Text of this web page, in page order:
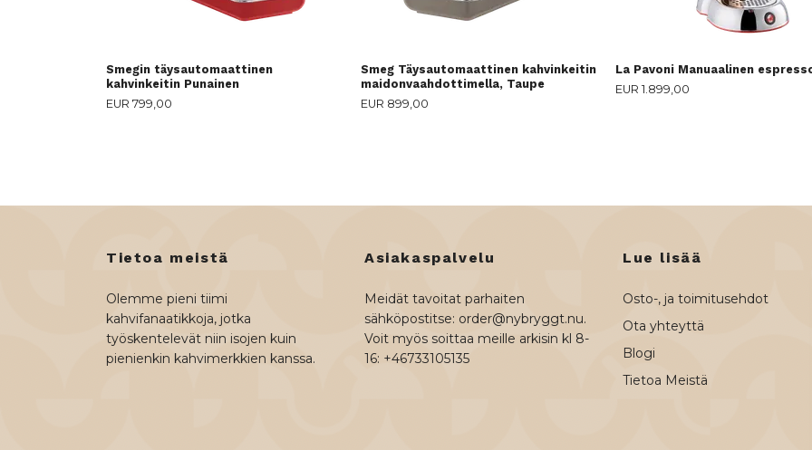
Smegin täysautomaattinen
kahvinkeitin Punainen
EUR 799,00
Smeg Täysautomaattinen kahvinkeitin
maidonvaahdottimella, Taupe
EUR 899,00
La Pavoni Manuaalinen
EUR 1.899,00
Tietoa meistä
Olemme pieni tiimi
kahvifanaatikkoja, jotka
työskentelevät niin isojen kuin
pienienkin kahvimerkkien kanssa.
Asiakaspalvelu
Meidät tavoitat parhaiten
sähköpostitse: order@nybryggt.nu.
Voit myös soittaa meille arkisin kl 8-
16: +46733105135
Lue lisää
Osto-, ja toimitusehdot
Ota yhteyttä
Blogi
Tietoa Meistä